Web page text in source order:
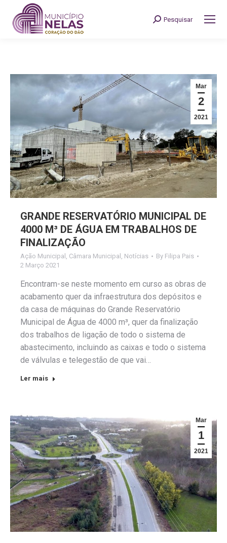
Search:
Pesquisar
Mar
2
2021
GRANDE RESERVATÓRIO MUNICIPAL DE
4000 M³ DE ÁGUA EM TRABALHOS DE
FINALIZAÇÃO
Ação Municipal , Câmara Municipal , Notícias By Filipa Pais
2 Março 2021
Encontram-se neste momento em curso as obras de
acabamento quer da infraestrutura dos depósitos e
da casa de máquinas do Grande Reservatório
Municipal de Água de 4000 m³, quer da finalização
dos trabalhos de ligação de todo o sistema de
abastecimento, incluindo as caixas e todo o sistema
de válvulas e telegestão de que vai…
Ler mais
Mar
1
2021